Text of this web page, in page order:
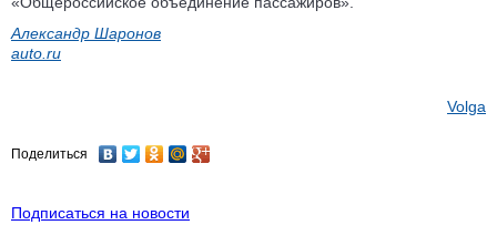
Александр Шаронов
auto.ru
Volga
Поделиться
Подписаться на новости